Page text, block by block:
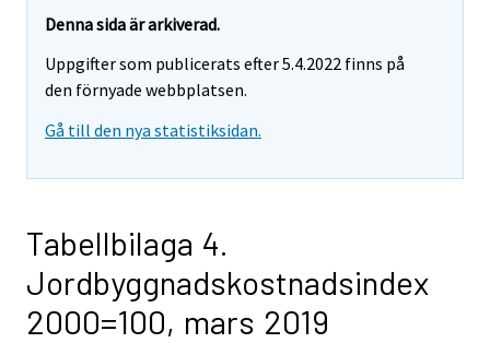
Denna sida är arkiverad.
Uppgifter som publicerats efter 5.4.2022 finns på
den förnyade webbplatsen.
Gå till den nya statistiksidan.
Tabellbilaga 4.
Jordbyggnadskostnadsindex
2000=100, mars 2019